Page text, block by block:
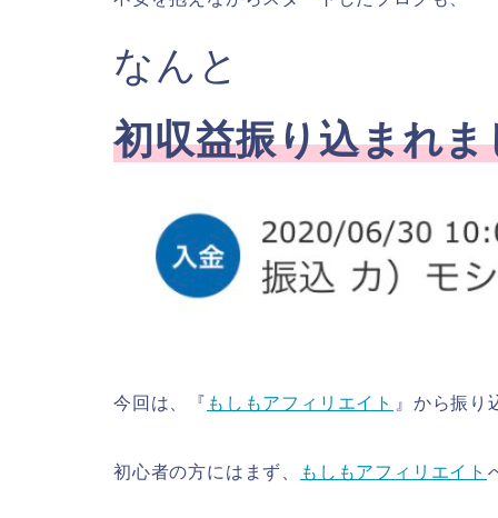
なんと
初収益振り込まれ
今回は、『 もしもアフィリエイト 』から振り
初心者の方にはまず、 もしもアフィリエイト